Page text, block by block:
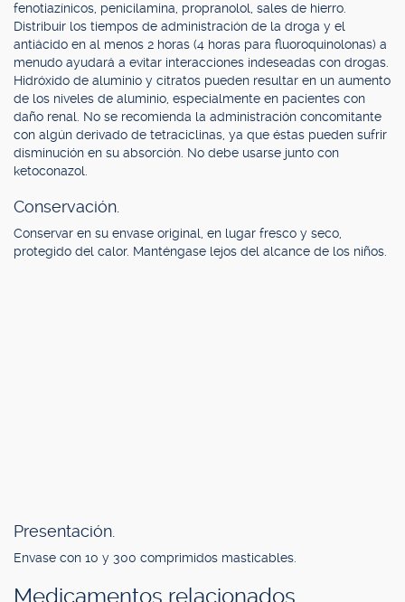
fenotiazínicos, penicilamina, propranolol, sales de hierro.
Distribuir los tiempos de administración de la droga y el
antiácido en al menos 2 horas (4 horas para fluoroquinolonas) a
menudo ayudará a evitar interacciones indeseadas con drogas.
Hidróxido de aluminio y citratos pueden resultar en un aumento
de los niveles de aluminio, especialmente en pacientes con
daño renal. No se recomienda la administración concomitante
con algún derivado de tetraciclinas, ya que éstas pueden sufrir
disminución en su absorción. No debe usarse junto con
ketoconazol.
Conservación.
Conservar en su envase original, en lugar fresco y seco,
protegido del calor. Manténgase lejos del alcance de los niños.
Presentación.
Envase con 10 y 300 comprimidos masticables.
Medicamentos relacionados